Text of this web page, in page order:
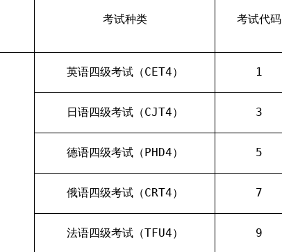
考试种类 考试代码
英语四级考试（CET4） 1
日语四级考试（CJT4） 3
德语四级考试（PHD4） 5
俄语四级考试（CRT4） 7
法语四级考试（TFU4） 9